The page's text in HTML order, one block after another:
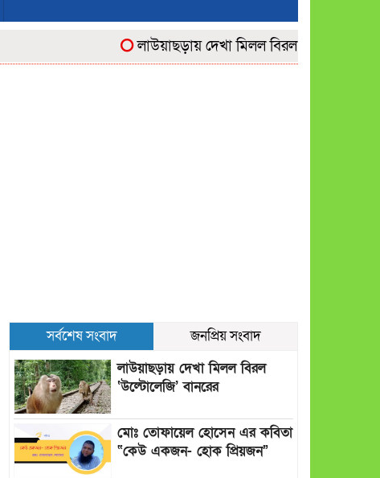
লাউয়াছড়ায় দেখা মিলল বিরল ‘উল্টোলেজি’ বানরের
সর্বশেষ সংবাদ
জনপ্রিয় সংবাদ
লাউয়াছড়ায় দেখা মিলল বিরল
‘উল্টোলেজি’ বানরের
মোঃ তোফায়েল হোসেন এর কবিতা
“কেউ একজন- হোক প্রিয়জন”